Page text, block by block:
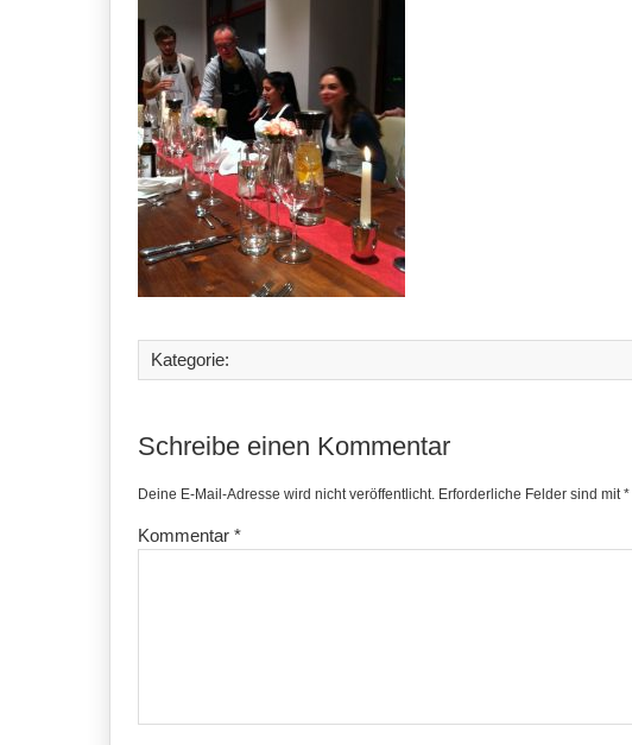
Kategorie:
Schreibe einen Kommentar
Deine E-Mail-Adresse wird nicht veröffentlicht. Erforderliche Felder sind mit*
Kommentar*